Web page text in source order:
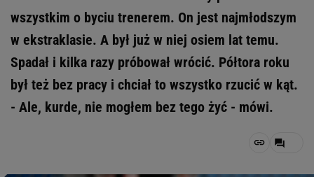
wszystkim o byciu trenerem. On jest najmłodszym
w ekstraklasie. A był już w niej osiem lat temu.
Spadał i kilka razy próbował wrócić. Półtora roku
był też bez pracy i chciał to wszystko rzucić w kąt.
- Ale, kurde, nie mogłem bez tego żyć - mówi.